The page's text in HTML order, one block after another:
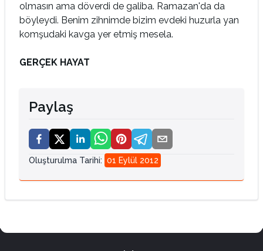
olmasın ama döverdi de galiba. Ramazan'da da
böyleydi. Benim zihnimde bizim evdeki huzurla yan
komşudaki kavga yer etmiş mesela.
GERÇEK HAYAT
Paylaş
Oluşturulma Tarihi: 01 Eylül 2012